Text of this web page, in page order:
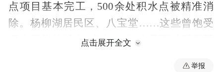
点项目基本完工，500余处积水点被精准消
除。杨柳湖居民区、八宝堂……这些曾饱受
积水困扰的城市“痛点”，如今暴雨过后不再
点击展开全文
举报